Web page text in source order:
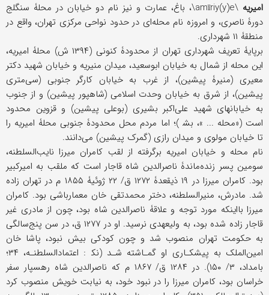
امیریه
\amīriy(y)e\، باغ، عمارت و نیز نام دو خیابان در محلۀ سنگلج
دورۀ ناصری، و امروزه نام محله‌ای در حدود نواحی مرکزی تهران، واقع در
منطقۀ ۱۱ شهرداری.
برپایۀ تعریف شهرداری تهران از محدودۀ کنونی (۱۳۹۴ ش) محلۀ امیریه،
این محله از شمال به خیابان ابوسعید، میدان منیریه و خیابان شهید دکتر
معیری (منیرۀ پیشین)، از غرب به خیابان کارگر جنوبی (سی‌متری
پیشین)، از شرق به خیابان وحدت اسلامی (شاهپور پیشین) و از جنوب
به خیابانهای شهید علی‌اکبر بشیری (بوعلی پیشین) و قزوین محدود
است («محله ... »، بش‍‌ )؛ اما مردم محل محدودۀ جنوبی محلۀ امیریه را
تا خیابان مولوی و میدان رازی (گمرک پیشین) می‌دانند.
نام محله و خیابان امیریه برگرفته از لقب کامران میرزا نایب‌السلطنه،
سومین پسر زنده‌ماندۀ ناصرالدین شاه قاجار است که ملقب به امیرکبیر
بود. کامران میرزا در ۱۹ ذیقعدۀ ۱۲۷۲ ق/ ۲۲ ژوئیۀ ۱۸۵۵ م در تهران زاده
شد. مادرش، منیرالسلطنه، دختر محمدتقی خان معمارباشی بود. کامران
میرزا بااینکه مورد توجه و علاقۀ ناصرالدین شاه بود، چون از مادری غیر
قاجار زاده شده بود، به ولیعهدی نرسید. او در ۱۲۷۷ ق، در سن پنج‌سالگی
به حکومت تهران منصوب شد و چون کودکی بیش نبود، پاشا خان
امین‌الملک به پیشکـاری او گمـاشته شـد (نک‍ : اعتمادالسلطنـه، ۳۴؛
بامداد، ۳/ ۱۵۰). در ۱۲۸۴ ق/ ۱۸۶۷ م که ناصرالدین شاه رهسپار سفر
خراسان بود، کامران میرزا را در نبود خود، به نیابت خویش منصوب کرد